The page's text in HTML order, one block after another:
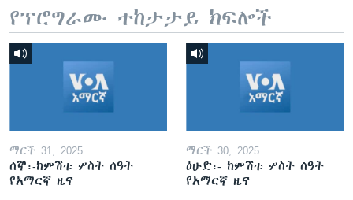
የፕሮግራሙ ተከታታይ ክፍሎች
ማርች 31, 2025
ሰኞ፡-ከምሽቱ ሦስት ሰዓት
የአማርኛ ዜና
ማርች 30, 2025
ዕሁድ፡- ከምሽቱ ሦስት ሰዓት
የአማርኛ ዜና